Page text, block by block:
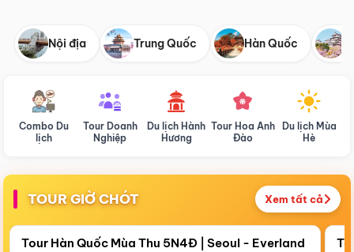
Nội địa Trung Quốc Hàn Quốc
Combo Du
lịch
Tour Doanh
Nghiệp
Du lịch Hành
Hương
Tour Hoa Anh
Đào
Du lịch Mùa
Hè
TOUR GIỜ CHÓT Xem tất cả
Còn18 ngày 10:28:58
Điểm nổi bật
Tour Hàn Quốc Mùa Thu 5N4Đ | Seoul - Everland